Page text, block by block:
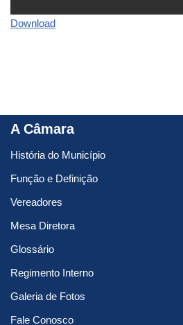
Download
A Câmara
História do Município
Função e Definição
Vereadores
Mesa Diretora
Glossário
Regimento Interno
Galeria de Fotos
Fale Conosco